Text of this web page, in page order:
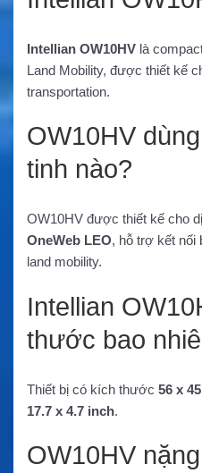
Intellian OW10HV là
Land Mobility, được thiết kế
transportation.
OW10HV
tinh nào?
OW10HV được thiết kế cho
OneWeb LEO, hỗ trợ kết nối
land mobility.
Intellian
thước bao
Thiết bị có kích thước 56 x
17.7 x 4.7 inch.
OW10HV